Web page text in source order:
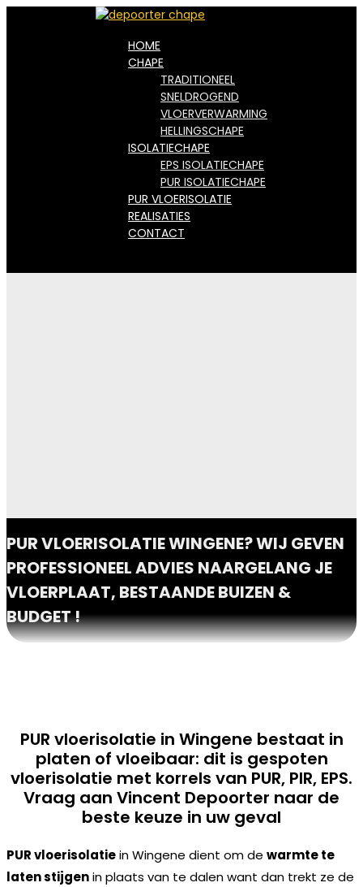
HOME
CHAPE
TRADITIONEEL
SNELDROGEND
VLOERVERWARMING
HELLINGSCHAPE
ISOLATIECHAPE
EPS ISOLATIECHAPE
PUR ISOLATIECHAPE
PUR VLOERISOLATIE
REALISATIES
CONTACT
PUR VLOERISOLATIE WINGENE? WIJ GEVEN
PROFESSIONEEL ADVIES NAARGELANG JE
VLOERPLAAT, BESTAANDE BUIZEN &
BUDGET !
PUR vloerisolatie in Wingene bestaat in
platen of vloeibaar: dit is gespoten
vloerisolatie met korrels van PUR, PIR, EPS.
Vraag aan Vincent Depoorter naar de
beste keuze in uw geval
PUR vloerisolatiein Wingene dient om de warmte te
laten stijgenin plaats van te dalen want dan trekt ze de